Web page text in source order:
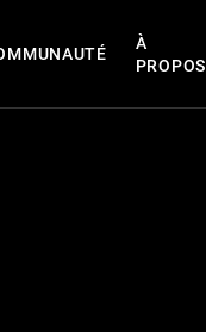
À
PROPOS